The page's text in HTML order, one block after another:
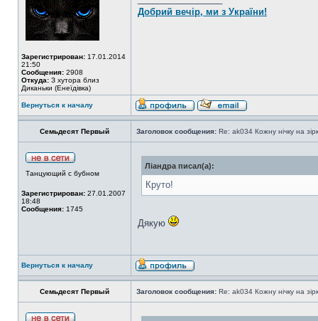
Зарегистрирован: 17.01.2014
21:50
Сообщения: 2908
Откуда: З хутора близ
Диканьки (Енеїдівка)
Добрий вечір, ми з України!
Вернуться к началу
Семьдесят Первый Заголовок сообщения: Re: ak034 Кожну нічку на
Танцующий с бубном
Зарегистрирован: 27.01.2007
18:48
Сообщения: 1745
Ліандра писал(а):
Круто!
Дякую
Вернуться к началу
Семьдесят Первый Заголовок сообщения: Re: ak034 Кожну нічку на